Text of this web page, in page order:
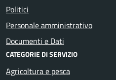
Politici
Personale amministrativo
Documenti e Dati
CATEGORIE DI SERVIZIO
Agricoltura e pesca